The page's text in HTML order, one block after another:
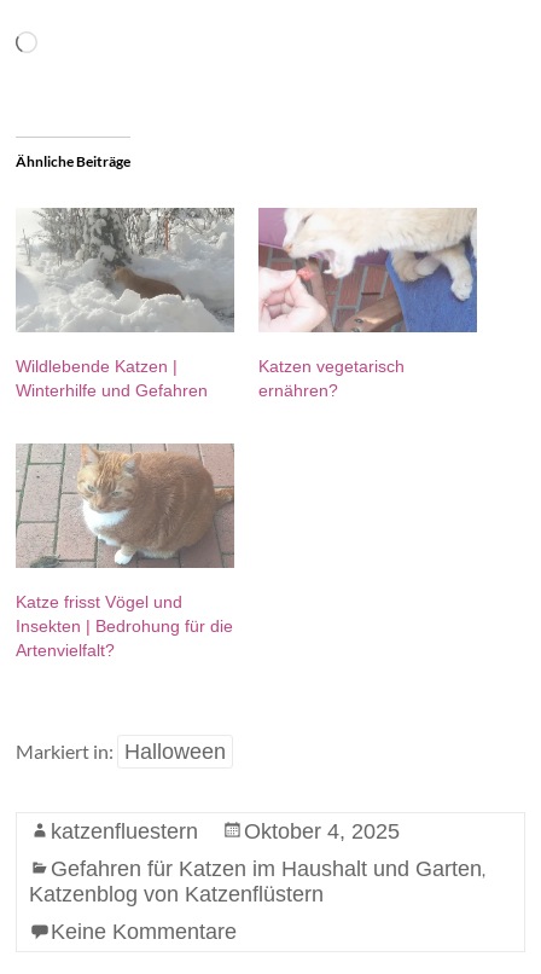
Wird
Ähnliche Beiträge
Wildlebende Katzen |
Winterhilfe und Gefahren
Katzen vegetarisch
ernähren?
Katze frisst Vögel und
Insekten | Bedrohung für die
Artenvielfalt?
Markiert in: Halloween
katzenfluestern
Oktober 4, 2025
Gefahren für Katzen im Haushalt und Garten,
Katzenblog von Katzenflüstern
Keine Kommentare